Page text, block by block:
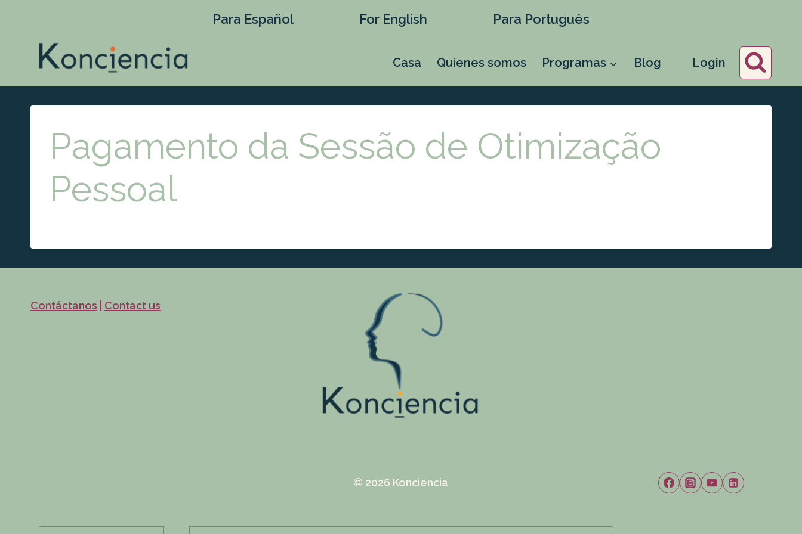
Para Español For English Para Português
Casa Quienes somos Programas Blog Login
Pagamento da Sessão de Otimização
Pessoal
Contáctanos Contact us
© 2026 Konciencia